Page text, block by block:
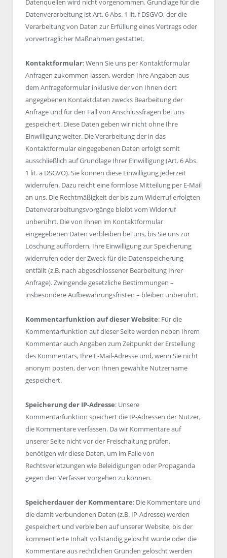
Datenquellen wird nicht vorgenommen. Grundlage für die
Datenverarbeitung ist Art. 6 Abs. 1 lit. f DSGVO, der die
Verarbeitung von Daten zur Erfüllung eines Vertrags oder
vorvertraglicher Maßnahmen gestattet.
Kontaktformular: Wenn Sie uns per Kontaktformular
Anfragen zukommen lassen, werden Ihre Angaben aus
dem Anfrageformular inklusive der von Ihnen dort
angegebenen Kontaktdaten zwecks Bearbeitung der
Anfrage und für den Fall von Anschlussfragen bei uns
gespeichert. Diese Daten geben wir nicht ohne Ihre
Einwilligung weiter. Die Verarbeitung der in das
Kontaktformular eingegebenen Daten erfolgt somit
ausschließlich auf Grundlage Ihrer Einwilligung (Art. 6 Abs.
1 lit. a DSGVO). Sie können diese Einwilligung jederzeit
widerrufen. Dazu reicht eine formlose Mitteilung per E-Mail
an uns. Die Rechtmäßigkeit der bis zum Widerruf erfolgten
Datenverarbeitungsvorgänge bleibt vom Widerruf
unberührt. Die von Ihnen im Kontaktformular
eingegebenen Daten verbleiben bei uns, bis Sie uns zur
Löschung auffordern, Ihre Einwilligung zur Speicherung
widerrufen oder der Zweck für die Datenspeicherung
entfällt (z.B. nach abgeschlossener Bearbeitung Ihrer
Anfrage). Zwingende gesetzliche Bestimmungen –
insbesondere Aufbewahrungsfristen – bleiben unberührt.
Kommentarfunktion auf dieser Website: Für die
Kommentarfunktion auf dieser Seite werden neben Ihrem
Kommentar auch Angaben zum Zeitpunkt der Erstellung
des Kommentars, Ihre E-Mail-Adresse und, wenn Sie nicht
anonym posten, der von Ihnen gewählte Nutzername
gespeichert.
Speicherung der IP-Adresse: Unsere
Kommentarfunktion speichert die IP-Adressen der Nutzer,
die Kommentare verfassen. Da wir Kommentare auf
unserer Seite nicht vor der Freischaltung prüfen,
benötigen wir diese Daten, um im Falle von
Rechtsverletzungen wie Beleidigungen oder Propaganda
gegen den Verfasser vorgehen zu können.
Speicherdauer der Kommentare: Die Kommentare und
die damit verbundenen Daten (z.B. IP-Adresse) werden
gespeichert und verbleiben auf unserer Website, bis der
kommentierte Inhalt vollständig gelöscht wurde oder die
Kommentare aus rechtlichen Gründen gelöscht werden